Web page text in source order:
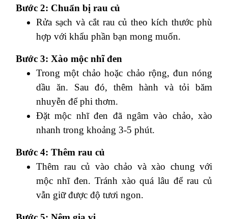
Bước 2: Chuẩn bị rau củ
Rửa sạch và cắt rau củ theo kích thước phù
hợp với khẩu phần bạn mong muốn.
Bước 3: Xào mộc nhĩ đen
Trong một chảo hoặc chảo rộng, đun nóng
dầu ăn. Sau đó, thêm hành và tỏi băm
nhuyễn để phi thơm.
Đặt mộc nhĩ đen đã ngâm vào chảo, xào
nhanh trong khoảng 3-5 phút.
Bước 4: Thêm rau củ
Thêm rau củ vào chảo và xào chung với
mộc nhĩ đen. Tránh xào quá lâu để rau củ
vẫn giữ được độ tươi ngon.